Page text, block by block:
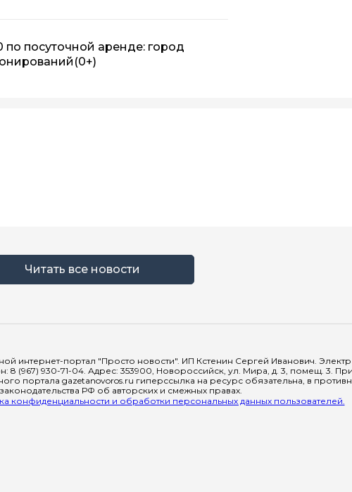
по посуточной аренде: город
(0+)
Читать все новости
интернет-портал "Просто новости". ИП Кстенин Сергей Иванович.
8 (967) 930-71-04. Адрес: 353900, Новороссийск, ул. Мира, д. 3, помещ. 3.
портала gazetanovoros.ru гиперссылка на ресурс обязательна, в
РФ об авторских и смежных правах.
конфиденциальности и обработки персональных данных пользователей.